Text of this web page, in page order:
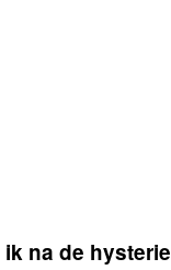
na de hysterie